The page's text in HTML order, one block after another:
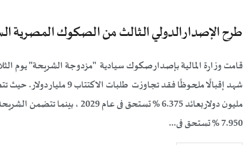
طرح الإصدار الدولي الثالث من الصكوك المصرية السيادية
7.950 % تستحق فى...